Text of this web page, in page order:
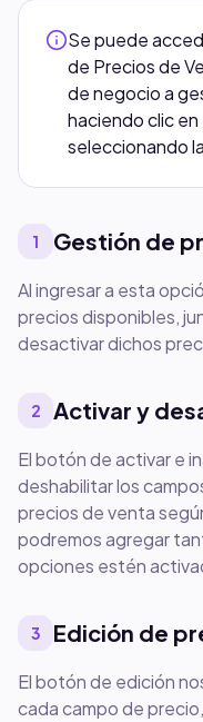
Se puede
de Precios de
de negocio a
haciendo clic
seleccionando
1 Gestión de
Al ingresar a esta
precios disponibles,
desactivar dichos
2 Activar y
El botón de activar e
deshabilitar los
precios de venta
podremos agregar
opciones estén
3 Edición de
El botón de edición
cada campo de